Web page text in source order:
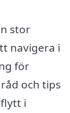
stor
navigera i
för
och tips
i